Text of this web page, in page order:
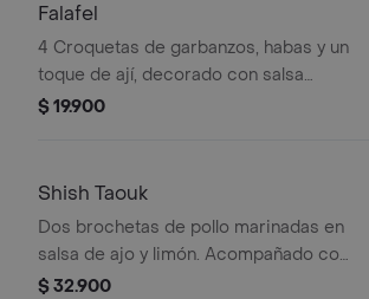
Falafel
4 Croquetas de garbanzos, habas y un
toque de ají, decorado con salsa
tahine, acompañado con 1 pan pita
$ 19.900
Shish Taouk
Dos brochetas de pollo marinadas en
salsa de ajo y limón. Acompañado con
1 pan pita
$ 32.900